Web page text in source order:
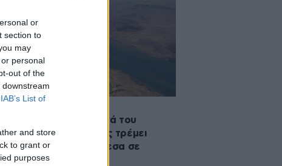
or
section to
may
personal
out of the
IAB’s List of
and store
to grant or
purposes
την κρίση στα Στενά του
όλος ο πλανήτης τρέμει
για το στενό ανάμεσα σε
– Μαλαισία